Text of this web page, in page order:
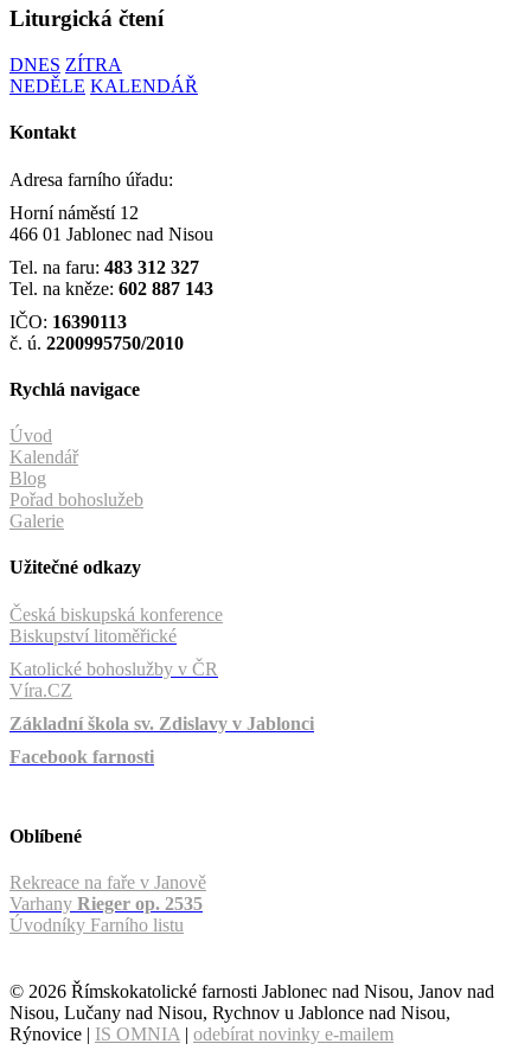
Liturgická čtení
DNES ZÍTRA
NEDĚLE KALENDÁŘ
Kontakt
Adresa farního úřadu:
Horní náměstí 12
466 01 Jablonec nad Nisou
Tel. na faru: 483 312 327
Tel. na kněze: 602 887 143
IČO: 16390113
č. ú. 2200995750/2010
Rychlá navigace
Úvod
Kalendář
Blog
Pořad bohoslužeb
Galerie
Užitečné odkazy
Česká biskupská konference
Biskupství litoměřické
Katolické bohoslužby v ČR
Víra.CZ
Základní škola sv. Zdislavy v Jablonci
Facebook farnosti
Oblíbené
Rekreace na faře v Janově
Varhany Rieger op. 2535
Úvodníky Farního listu
© 2026 Římskokatolické farnosti Jablonec nad Nisou, Janov nad
Nisou, Lučany nad Nisou, Rychnov u Jablonce nad Nisou,
Rýnovice | IS OMNIA | odebírat novinky e-mailem